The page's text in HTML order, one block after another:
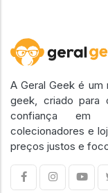
A Geral Geek é um
geek, criado para
confiança em
colecionadores e
preços justos e